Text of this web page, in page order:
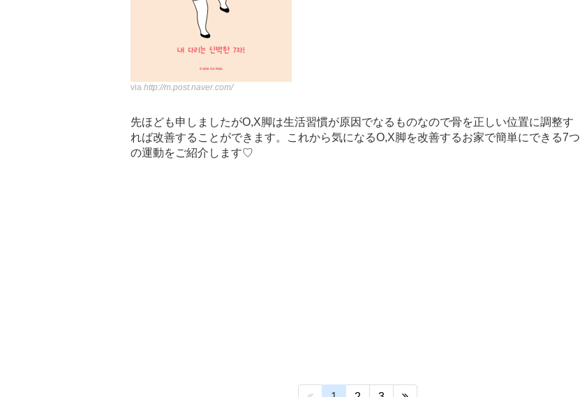
via http://m.post.naver.com/
先ほども申しましたがO,X脚は生活習慣が原因でなるものなので骨を正しい位置に調整す
れば改善することができます。これから気になるO,X脚を改善するお家で簡単にできる7つ
の運動をご紹介します♡